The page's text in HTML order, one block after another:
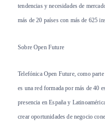
tendencias y necesidades de
más de 20 países con más de 625
Sobre Open Future
Telefónica Open Future, como
es una red formada por más de 40
presencia en España y
crear oportunidades de negocio